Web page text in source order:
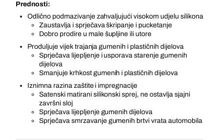
Prednosti:
Odlično podmazivanje zahvaljujući visokom udjelu silikona
Zaustavlja i sprječava škripanje i pucketanje
Dobro prodire u male šupljine ili utore
Produljuje vijek trajanja gumenih i plastičnih dijelova
Sprječava lijepljenje i usporava starenje gumenih
dijelova
Smanjuje krhkost gumenih i plastičnih dijelova
Iznimna razina zaštite i impregnacije
Satenski matirani silikonski sprej, ne ostavlja sjajni
završni sloj
Sprječava lijepljenje gumenih dijelova
Sprječava smrzavanje gumenih brtvi vrata automobila